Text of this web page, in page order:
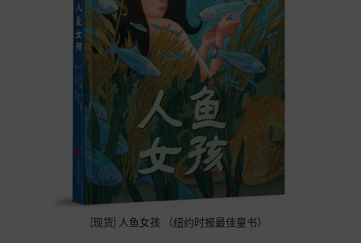
[现货] 人鱼女孩 （纽约时报最佳童书）